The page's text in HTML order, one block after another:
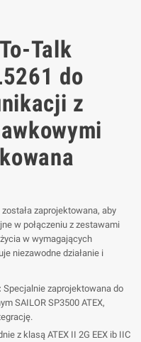
Talk
do
z
została zaprojektowana, aby
w połączeniu z zestawami
w wymagających
niezawodne działanie i
Specjalnie zaprojektowana do
SAILOR SP3500 ATEX,
z klasą ATEX II 2G EEX ib IIC